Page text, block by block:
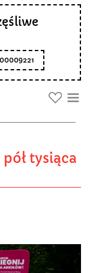
tysiąca